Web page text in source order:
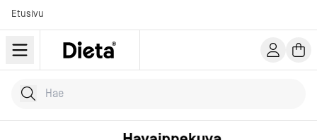
Etusivu
Hae tuotteita
Kirjoita hakusana...